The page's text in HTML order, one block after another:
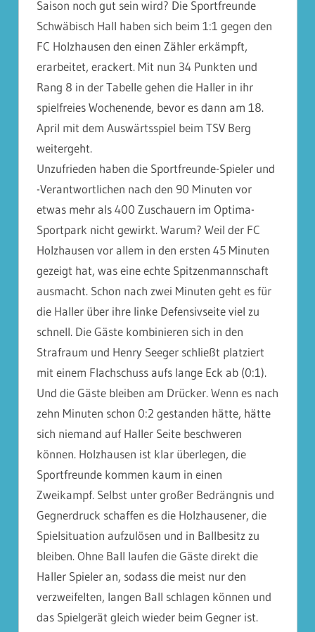
Saison noch gut sein wird? Die Sportfreunde
Schwäbisch Hall haben sich beim 1:1 gegen den
FC Holzhausen den einen Zähler erkämpft,
erarbeitet, erackert. Mit nun 34 Punkten und
Rang 8 in der Tabelle gehen die Haller in ihr
spielfreies Wochenende, bevor es dann am 18.
April mit dem Auswärtsspiel beim TSV Berg
weitergeht.
Unzufrieden haben die Sportfreunde-Spieler und
-Verantwortlichen nach den 90 Minuten vor
etwas mehr als 400 Zuschauern im Optima-
Sportpark nicht gewirkt. Warum? Weil der FC
Holzhausen vor allem in den ersten 45 Minuten
gezeigt hat, was eine echte Spitzenmannschaft
ausmacht. Schon nach zwei Minuten geht es für
die Haller über ihre linke Defensivseite viel zu
schnell. Die Gäste kombinieren sich in den
Strafraum und Henry Seeger schließt platziert
mit einem Flachschuss aufs lange Eck ab (0:1).
Und die Gäste bleiben am Drücker. Wenn es nach
zehn Minuten schon 0:2 gestanden hätte, hätte
sich niemand auf Haller Seite beschweren
können. Holzhausen ist klar überlegen, die
Sportfreunde kommen kaum in einen
Zweikampf. Selbst unter großer Bedrängnis und
Gegnerdruck schaffen es die Holzhausener, die
Spielsituation aufzulösen und in Ballbesitz zu
bleiben. Ohne Ball laufen die Gäste direkt die
Haller Spieler an, sodass die meist nur den
verzweifelten, langen Ball schlagen können und
das Spielgerät gleich wieder beim Gegner ist.